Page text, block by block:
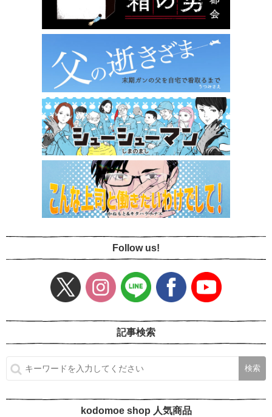
Follow us!
記事検索
kodomoe shop 人気商品